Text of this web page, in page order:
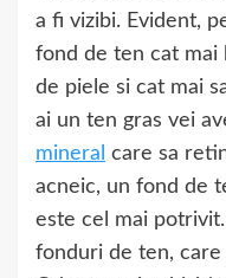
a fi vizibi. Evident,
fond de ten cat
de piele si cat mai
ai un ten gras vei
mineral care sa
acneic, un fond de
este cel mai
fonduri de ten,